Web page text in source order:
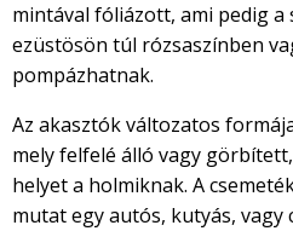
mintával fóliázott, ami pedig a
ezüstösön túl rózsaszínben
pompázhatnak.
Az akasztók változatos
mely felfelé álló vagy
helyet a holmiknak. A
mutat egy autós, kutyás, vagy